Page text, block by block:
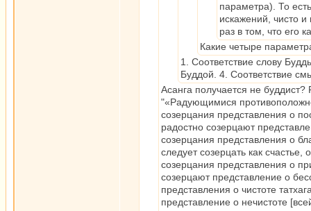
параметра). То
искажений, чисто
раз в том, что его
Какие четыре
1. Соответствие слову
Буддой. 4. Соответствие
Асанга получается не
"«Радующимися
созерцания представления о
радостно созерцают
созерцания представления о
следует созерцать как
созерцания представления о
созерцают представление о
представления о чистоте
представление о нечистоте